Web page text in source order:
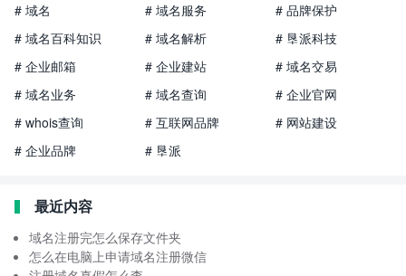
# 域名
# 域名服务
# 品牌保护
# 域名百科知识
# 域名解析
# 垦派科技
# 企业邮箱
# 企业建站
# 域名交易
# 域名业务
# 域名查询
# 企业官网
# whois查询
# 互联网品牌
# 网站建设
# 企业品牌
# 垦派
最近内容
域名注册完怎么保存文件夹
怎么在电脑上申请域名注册微信